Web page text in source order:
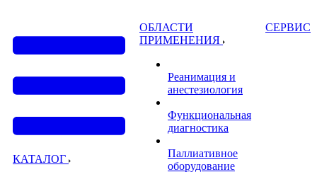
КАТАЛОГ
ОБЛАСТИ
ПРИМЕНЕНИЯ
Реанимация и
анестезиология
Функциональная
диагностика
Паллиативное
оборудование
СЕРВИС